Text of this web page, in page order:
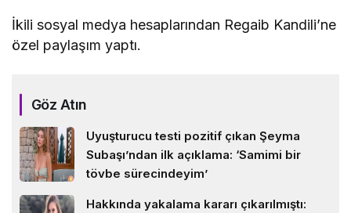
İkili sosyal medya hesaplarından Regaib Kandili’ne
özel paylaşım yaptı.
Göz Atın
Uyuşturucu testi pozitif çıkan Şeyma
Subaşı’ndan ilk açıklama: ‘Samimi bir
tövbe sürecindeyim’
Hakkında yakalama kararı çıkarılmıştı: